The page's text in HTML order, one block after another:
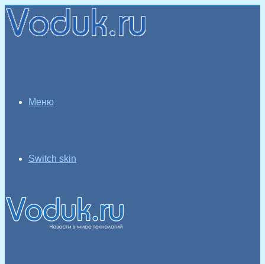
Меню
Switch skin